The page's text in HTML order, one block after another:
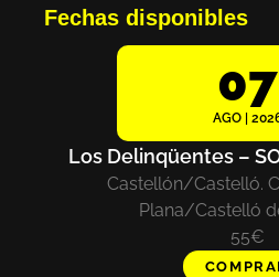
Fechas disponibles
07
AGO |
Los Delinqüentes –
Castellón/Castelló.
Plana/Castelló
55€